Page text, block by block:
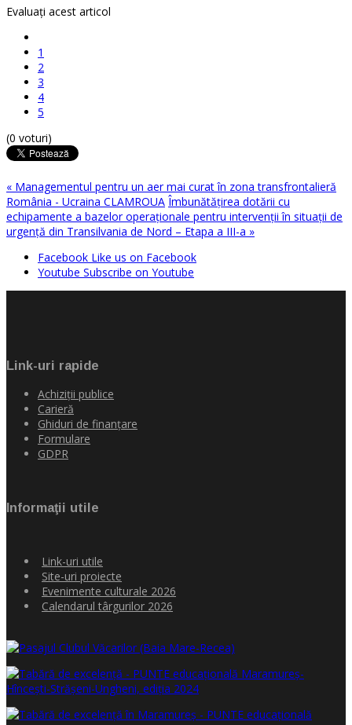
Evaluaţi acest articol
1
2
3
4
5
(0 voturi)
« Managementul pentru un aer mai curat în zona transfrontalieră
România - Ucraina CLAMROUA Îmbunătăţirea dotării cu
echipamente a bazelor operaţionale pentru intervenţii în situaţii de
urgenţă din Transilvania de Nord – Etapa a III-a »
Facebook Like us on Facebook
Youtube Subscribe on Youtube
Link-uri rapide
Achiziţii publice
Carieră
Ghiduri de finanţare
Formulare
GDPR
Informaţii utile
Link-uri utile
Site-uri proiecte
Evenimente culturale 2026
Calendarul târgurilor 2026